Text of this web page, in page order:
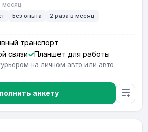
месяц
Без опыта
2 раза в месяц
транспорт
связи
Планшет для работы
на личном авто или авто
анкету